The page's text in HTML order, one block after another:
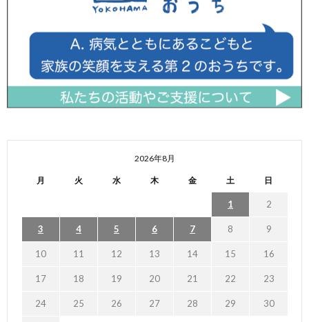
2026年8月
月 火 水 木 金 土 日
1 2
3 4 5 6 7 8 9
10 11 12 13 14 15 16
17 18 19 20 21 22 23
24 25 26 27 28 29 30